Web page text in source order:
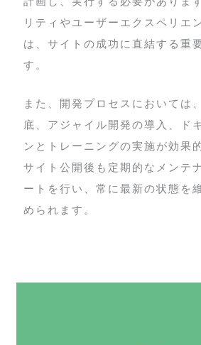
リティやユーザーエクスペリエ
は、サイトの成功に直結する重
す。
また、開発プロセスにおいては
底、アジャイル開発の導入、ド
ンとトレーニングの実施が効果
サイト公開後も定期的なメンテ
ートを行い、常に最新の状態を
められます。